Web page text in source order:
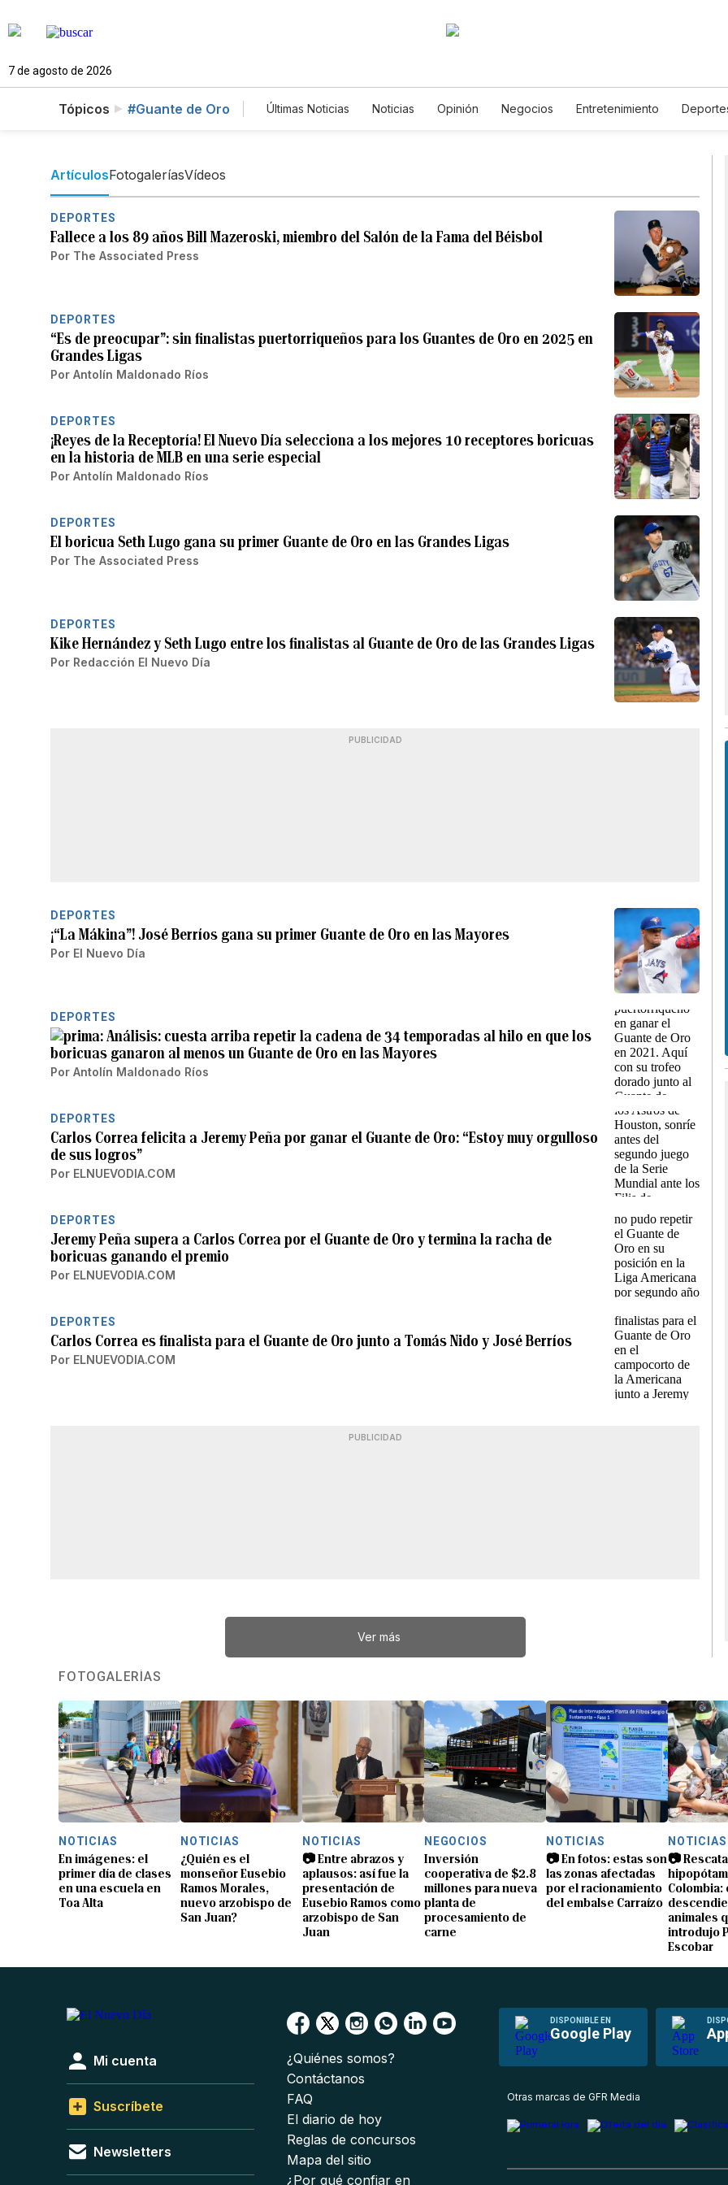
7 de agosto de 2026
Tópicos #Guante de Oro Últimas Noticias Noticias Opinión Negocios Entretenimiento
ArtículosFotogaleríasVídeos
DEPORTES
Fallece a los 89 años Bill Mazeroski, miembro del Salón de la Fama del Béisbol
Por The Associated Press
DEPORTES
“Es de preocupar”: sin finalistas puertorriqueños para los Guantes de Oro en 2025 en
Grandes Ligas
Por Antolín Maldonado Ríos
DEPORTES
¡Reyes de la Receptoría! El Nuevo Día selecciona a los mejores 10 receptores boricuas
en la historia de MLB en una serie especial
Por Antolín Maldonado Ríos
DEPORTES
El boricua Seth Lugo gana su primer Guante de Oro en las Grandes Ligas
Por The Associated Press
DEPORTES
Kike Hernández y Seth Lugo entre los finalistas al Guante de Oro de las Grandes Ligas
Por Redacción El Nuevo Día
PUBLICIDAD
DEPORTES
¡“La Mákina”! José Berríos gana su primer Guante de Oro en las Mayores
Por El Nuevo Día
DEPORTES
Análisis: cuesta arriba repetir la cadena de 34 temporadas al hilo en que los
boricuas ganaron al menos un Guante de Oro en las Mayores
Por Antolín Maldonado Ríos
DEPORTES
Carlos Correa felicita a Jeremy Peña por ganar el Guante de Oro: “Estoy muy orgulloso
de sus logros”
Por ELNUEVODIA.COM
DEPORTES
Jeremy Peña supera a Carlos Correa por el Guante de Oro y termina la racha de
boricuas ganando el premio
Por ELNUEVODIA.COM
DEPORTES
Carlos Correa es finalista para el Guante de Oro junto a Tomás Nido y José Berríos
Por ELNUEVODIA.COM
PUBLICIDAD
Ver más
FOTOGALERÍAS
NOTICIAS
En imágenes: el
primer día de clases
en una escuela en
Toa Alta
NOTICIAS
¿Quién es el
monseñor Eusebio
Ramos Morales,
nuevo arzobispo de
San Juan?
NOTICIAS
📷 Entre abrazos y
aplausos: así fue la
presentación de
Eusebio Ramos como
arzobispo de San
Juan
NEGOCIOS
Inversión
cooperativa de $2.8
millones para nueva
planta de
procesamiento de
carne
NOTICIAS
📷 En fotos: estas son
las zonas afectadas
por el racionamiento
del embalse Carraízo
NOTICIAS
📷
Colombia:
animales
introdujo
Escobar
DISPONIBLE EN
Google Play
Mi cuenta
Suscríbete
Newsletters
¿Quiénes somos?
Contáctanos
FAQ
El diario de hoy
Reglas de concursos
Mapa del sitio
¿Por qué confiar en
Otras marcas de GFR Media